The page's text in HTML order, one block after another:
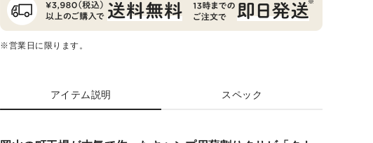
※営業日に限ります。
アイテム説明 スペック